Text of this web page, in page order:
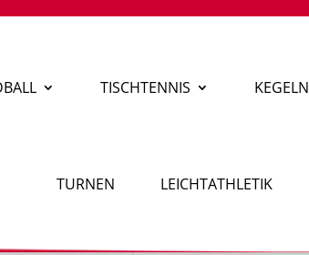
TISCHTENNIS KEGELN
TURNEN LEICHTATHLETIK